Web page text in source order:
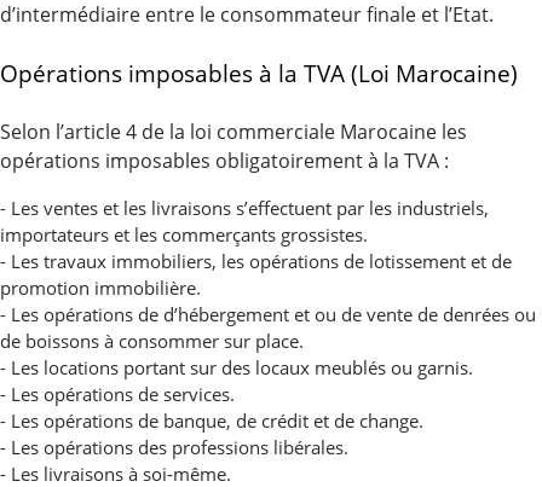
d’intermédiaire entre le consommateur finale et l’Etat.
Opérations imposables à la TVA (Loi Marocaine)
Selon l’article 4 de la loi commerciale Marocaine les
opérations imposables obligatoirement à la TVA :
- Les ventes et les livraisons s’effectuent par les industriels,
importateurs et les commerçants grossistes.
- Les travaux immobiliers, les opérations de lotissement et de
promotion immobilière.
- Les opérations de d’hébergement et ou de vente de denrées ou
de boissons à consommer sur place.
- Les locations portant sur des locaux meublés ou garnis.
- Les opérations de services.
- Les opérations de banque, de crédit et de change.
- Les opérations des professions libérales.
- Les livraisons à soi-même.